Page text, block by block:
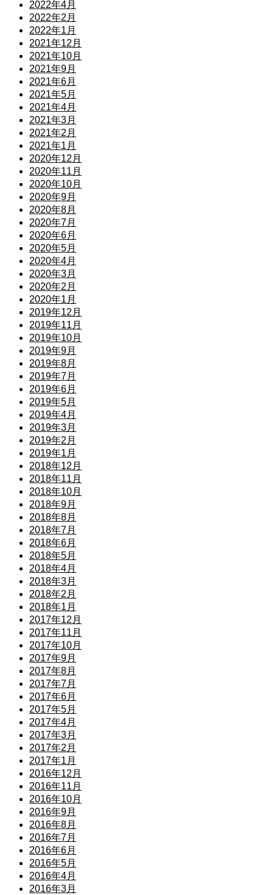
2022年4月
2022年2月
2022年1月
2021年12月
2021年10月
2021年9月
2021年6月
2021年5月
2021年4月
2021年3月
2021年2月
2021年1月
2020年12月
2020年11月
2020年10月
2020年9月
2020年8月
2020年7月
2020年6月
2020年5月
2020年4月
2020年3月
2020年2月
2020年1月
2019年12月
2019年11月
2019年10月
2019年9月
2019年8月
2019年7月
2019年6月
2019年5月
2019年4月
2019年3月
2019年2月
2019年1月
2018年12月
2018年11月
2018年10月
2018年9月
2018年8月
2018年7月
2018年6月
2018年5月
2018年4月
2018年3月
2018年2月
2018年1月
2017年12月
2017年11月
2017年10月
2017年9月
2017年8月
2017年7月
2017年6月
2017年5月
2017年4月
2017年3月
2017年2月
2017年1月
2016年12月
2016年11月
2016年10月
2016年9月
2016年8月
2016年7月
2016年6月
2016年5月
2016年4月
2016年3月